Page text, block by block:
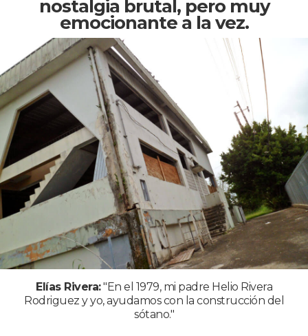
nostalgia brutal, pero muy
emocionante a la vez.
Elías Rivera:"En el 1979, mi padre Helio Rivera
Rodriguez y yo, ayudamos con la construcción del
sótano."